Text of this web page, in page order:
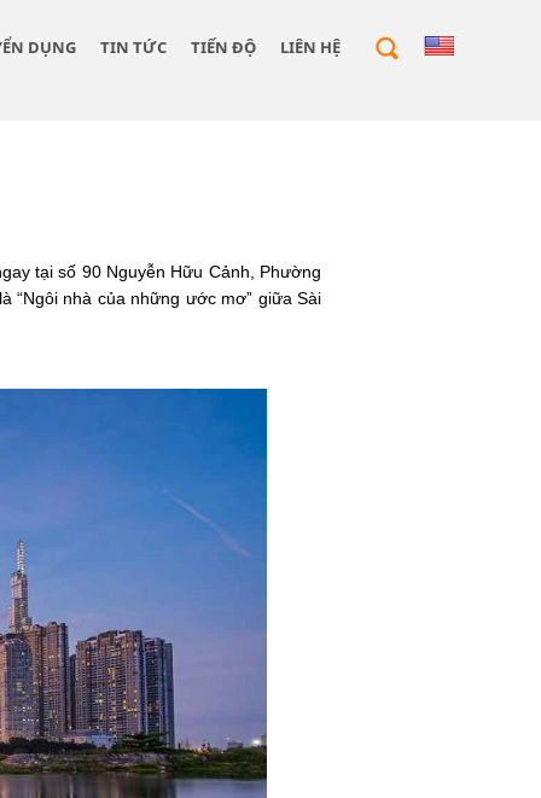
DỤNG TIN TỨC TIẾN ĐỘ LIÊN HỆ
tại số 90 Nguyễn Hữu Cảnh, Phường
“Ngôi nhà của những ước mơ” giữa Sài